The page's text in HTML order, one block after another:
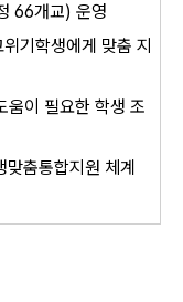
66개교) 운영
기학생에게 맞춤 지
움이 필요한 학생 조
춤통합지원 체계